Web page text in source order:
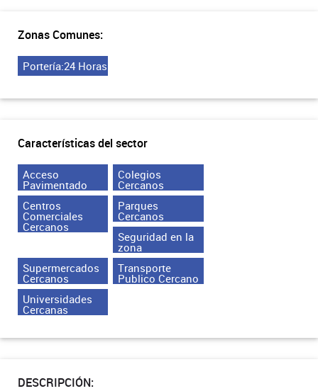
Zonas Comunes:
Portería:24 Horas
Características del sector
Acceso
Pavimentado
Colegios
Cercanos
Centros
Comerciales
Cercanos
Parques
Cercanos
Seguridad en la
zona
Supermercados
Cercanos
Transporte
Publico Cercano
Universidades
Cercanas
DESCRIPCIÓN: